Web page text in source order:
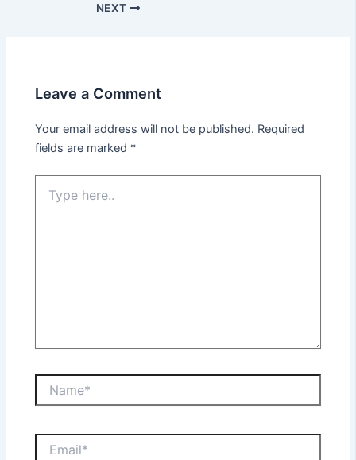
NEXT
Leave a Comment
Your email address will not be published. Required
fields are marked *
here..